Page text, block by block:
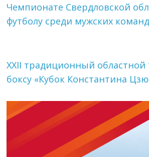
Чемпионате Свердловской
футболу среди мужских
XXII традиционный областной
боксу «Кубок Константина